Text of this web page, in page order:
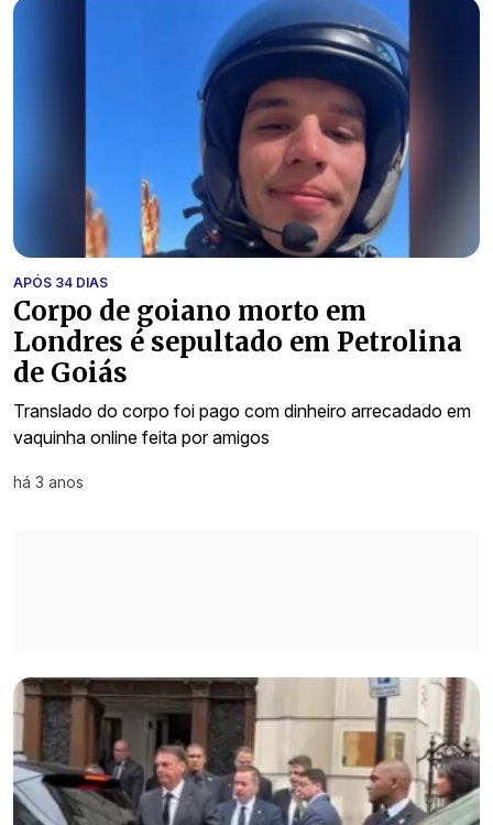
APÓS 34 DIAS
Corpo de goiano morto em
Londres é sepultado em Petrolina
de Goiás
Translado do corpo foi pago com dinheiro arrecadado em
vaquinha online feita por amigos
há 3 anos